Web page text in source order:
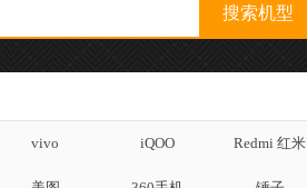
vivo iQOO Redmi 红米